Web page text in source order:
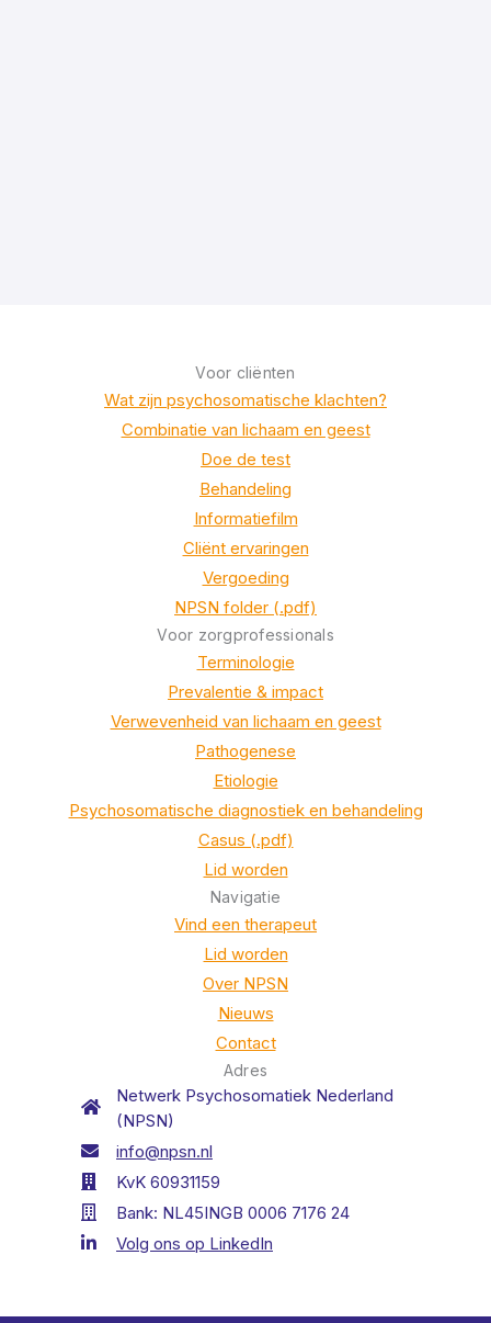
Voor cliënten
Wat zijn psychosomatische klachten?
Combinatie van lichaam en geest
Doe de test
Behandeling
Informatiefilm
Cliënt ervaringen
Vergoeding
NPSN folder (.pdf)
Voor zorgprofessionals
Terminologie
Prevalentie & impact
Verwevenheid van lichaam en geest
Pathogenese
Etiologie
Psychosomatische diagnostiek en behandeling
Casus (.pdf)
Lid worden
Navigatie
Vind een therapeut
Lid worden
Over NPSN
Nieuws
Contact
Adres
Netwerk Psychosomatiek Nederland
(NPSN)
info@npsn.nl
KvK 60931159
Bank: NL45INGB 0006 7176 24
Volg ons op LinkedIn